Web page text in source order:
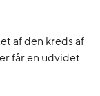
af den kreds af
får en udvidet